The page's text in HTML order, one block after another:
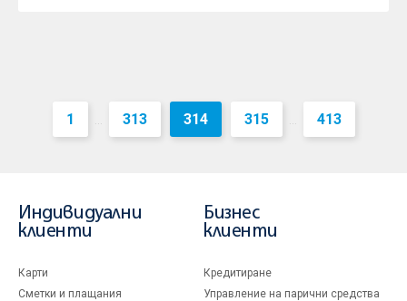
1 ... 313 314 315 ... 413
Индивидуални
клиенти
Карти
Сметки и плащания
Бизнес
клиенти
Кредитиране
Управление на парични средства